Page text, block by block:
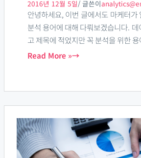
2016년 12월 5일/ 글쓴이
안녕하세요, 이번 글에서도 마케터가
분석 용어에 대해 다뤄보겠습니다.
고 제목에 적었지만 꼭 분석을 위한
무를 하면서 알아두면 도움이 되는 단
분
석
용
어
2
Read More »
케
터
가